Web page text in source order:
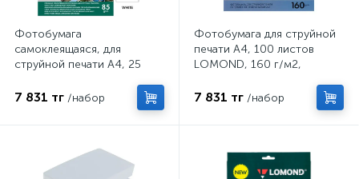
Фотобумага
самоклеящаяся, для
струйной печати А4, 25
односторонняя, глянцевая
7 831 тг /набор
Фотобумага для струйной
печати А4, 100 листов
LOMOND, 160 г/м2,
7 831 тг /набор